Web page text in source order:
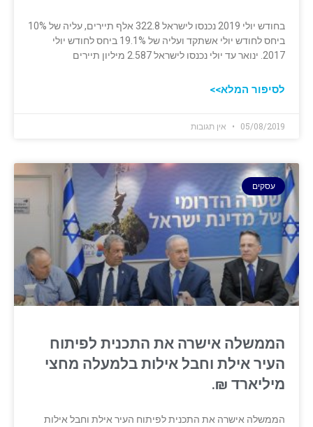
בחודש יולי 2019 נכנסו לישראל 322.8 אלף תיירים, עליה של 10%
ביחס לחודש יולי אשתקד ועליה של 19.1% ביחס לחודש יולי
2017. ינואר עד יולי נכנסו לישראל 2.587 מיליון תיירים
לסיפור המלא>>
05/08/2019 אין תגובות
עסקים
הממשלה אישרה את התכנית לפיתוח
העיר אילת וחבל אילות בלמעלה מחצי
מיליארד ₪.
הממשלה אישרה את התכנית לפיתוח העיר אילת וחבל אילות